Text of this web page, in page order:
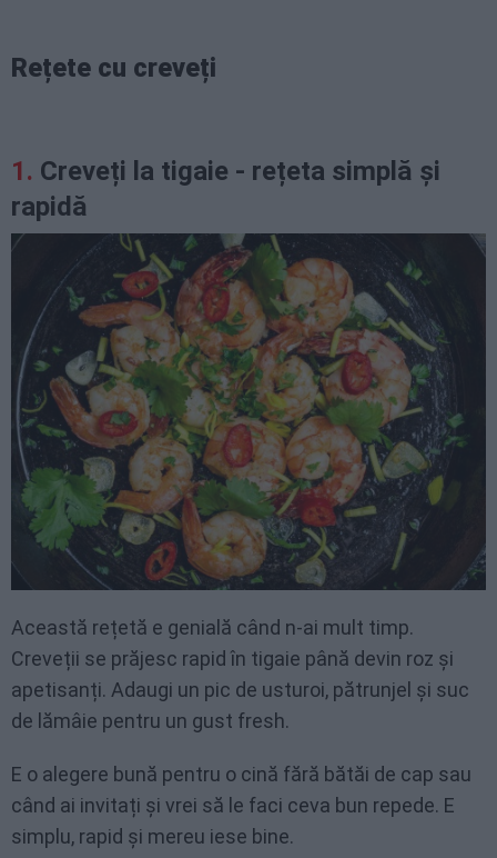
Rețete cu creveți
Creveți la tigaie - rețeta simplă și
rapidă
Această rețetă e genială când n-ai mult timp.
Creveții se prăjesc rapid în tigaie până devin roz și
apetisanți. Adaugi un pic de usturoi, pătrunjel și suc
de lămâie pentru un gust fresh.
E o alegere bună pentru o cină fără bătăi de cap sau
când ai invitați și vrei să le faci ceva bun repede. E
simplu, rapid și mereu iese bine.